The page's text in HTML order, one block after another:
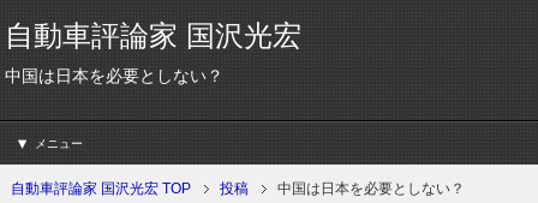
自動車評論家 国沢光宏
中国は日本を必要としない？
メニュー
自動車評論家 国沢光宏 TOP 投稿 中国は日本を必要としない？